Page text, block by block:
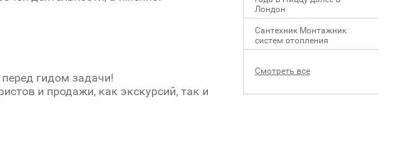
гидом задачи!
и продажи, как экскурсий, так и
Лондон
Сантехник Монтажник
систем отопления
Смотреть все